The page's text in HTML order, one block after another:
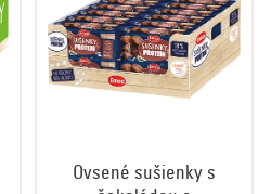
Ovsené sušienky s